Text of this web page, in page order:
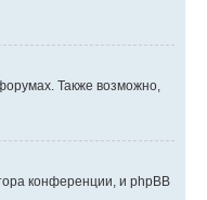
Также возможно,
конференции, и phpBB